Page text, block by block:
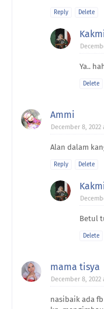
Reply Delete
Ya..
Delete
Ammi
December 8, 2022
Alan dalam
Reply Delete
Betul
Delete
mama tisya
December 8, 2022
nasibaik ada